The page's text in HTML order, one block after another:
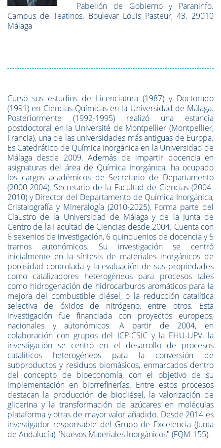
Pabellón de Gobierno y Paraninfo.
Campus de Teatinos. Boulevar Louis Pasteur, 43. 29010
Málaga
Cursó sus estudios de Licenciatura (1987) y Doctorado
(1991) en Ciencias Químicas en la Universidad de Málaga.
Posteriormente (1992-1995) realizó una estancia
postdoctoral en la Université de Montpellier (Montpellier,
Francia), una de las universidades más antiguas de Europa.
Es Catedrático de Química Inorgánica en la Universidad de
Málaga desde 2009. Además de impartir docencia en
asignaturas del área de Química Inorgánica, ha ocupado
los cargos académicos de Secretario de Departamento
(2000-2004), Secretario de la Facultad de Ciencias (2004-
2010) y Director del Departamento de Química Inorgánica,
Cristalografía y Mineralogía (2010-2025). Forma parte del
Claustro de la Universidad de Málaga y de la Junta de
Centro de la Facultad de Ciencias desde 2004. Cuenta con
6 sexenios de investigación, 6 quinquenios de docencia y 5
tramos autonómicos. Su investigación se centró
inicialmente en la síntesis de materiales inorgánicos de
porosidad controlada y la evaluación de sus propiedades
como catalizadores heterogéneos para procesos tales
como hidrogenación de hidrocarburos aromáticos para la
mejora del combustible diésel, o la reducción catalítica
selectiva de óxidos de nitrógeno, entre otros. Esta
investigación fue financiada con proyectos europeos,
nacionales y autonómicos. A partir de 2004, en
colaboración con grupos del ICP-CSIC y la EHU-UPV, la
investigación se centró en el desarrollo de procesos
catalíticos heterogéneos para la conversión de
subproductos y residuos biomásicos, enmarcados dentro
del concepto de bioeconomía, con el objetivo de su
implementación en biorrefinerías. Entre estos procesos
destacan la producción de biodiésel, la valorización de
glicerina y la transformación de azúcares en moléculas
plataforma y otras de mayor valor añadido. Desde 2014 es
investigador responsable del Grupo de Excelencia (Junta
de Andalucía) "Nuevos Materiales Inorgánicos" (FQM-155).